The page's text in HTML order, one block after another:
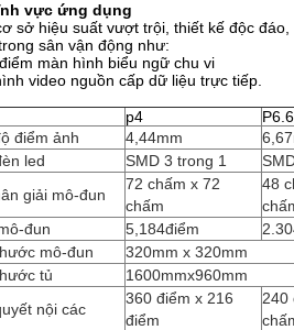
vực ứng dụng
sở hiệu suất vượt trội, thiết kế độc
sân vận động như:
màn hình biểu ngữ chu vi
video nguồn cấp dữ liệu trực tiếp.
p4 P6.6
điểm ảnh
4,44mm
led
SMD 3 trong 1
giải mô-đun
72 chấm x 72
chấm
48
đun
5,184điểm
mô-đun
320mm x 320mm
tủ
1600mmx960mm
nội các
360 điểm x 216
điểm
240